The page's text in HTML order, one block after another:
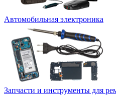
Автомобильная электроника
Запчасти и инструменты для